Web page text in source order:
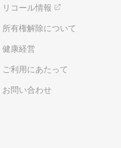
リコール情報
所有権解除について
健康経営
ご利用にあたって
お問い合わせ